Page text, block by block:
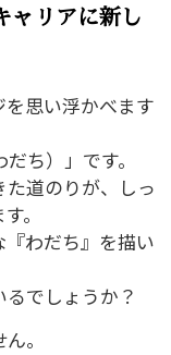
ャリアに新し
思い浮かべます
ち）」です。
道のりが、しっ
。
わだち』を描い
でしょうか？
。